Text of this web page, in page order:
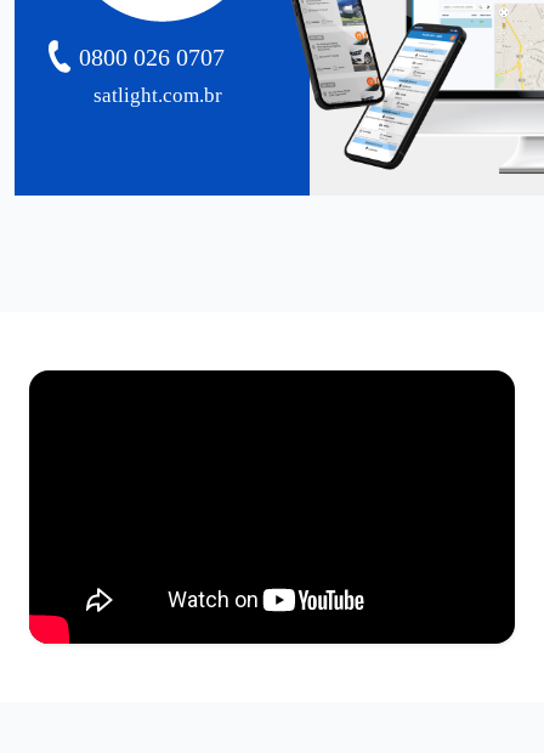
satlight.com.br
0800 026 0707